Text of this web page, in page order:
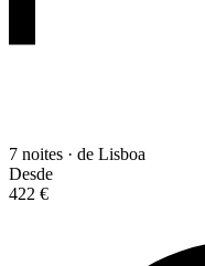
7 noites · de Lisboa
Desde
422 €